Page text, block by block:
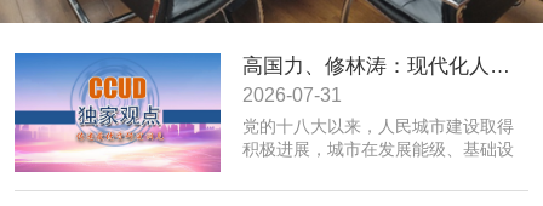
高国力、修林涛：现代化人民城市高质量发展的战略框架与政策体系
2026-07-31
党的十八大以来，人民城市建设取得
积极进展，城市在发展能级、基础设
治理、历史文化保护等方面取得积极